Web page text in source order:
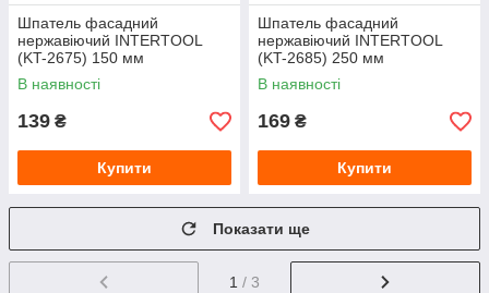
Шпатель фасадний
нержавіючий INTERTOOL
(KT-2675) 150 мм
В наявності
139 ₴
Купити
Шпатель фасадний
нержавіючий INTERTOOL
(KT-2685) 250 мм
В наявності
169 ₴
Купити
Показати ще
1 / 3